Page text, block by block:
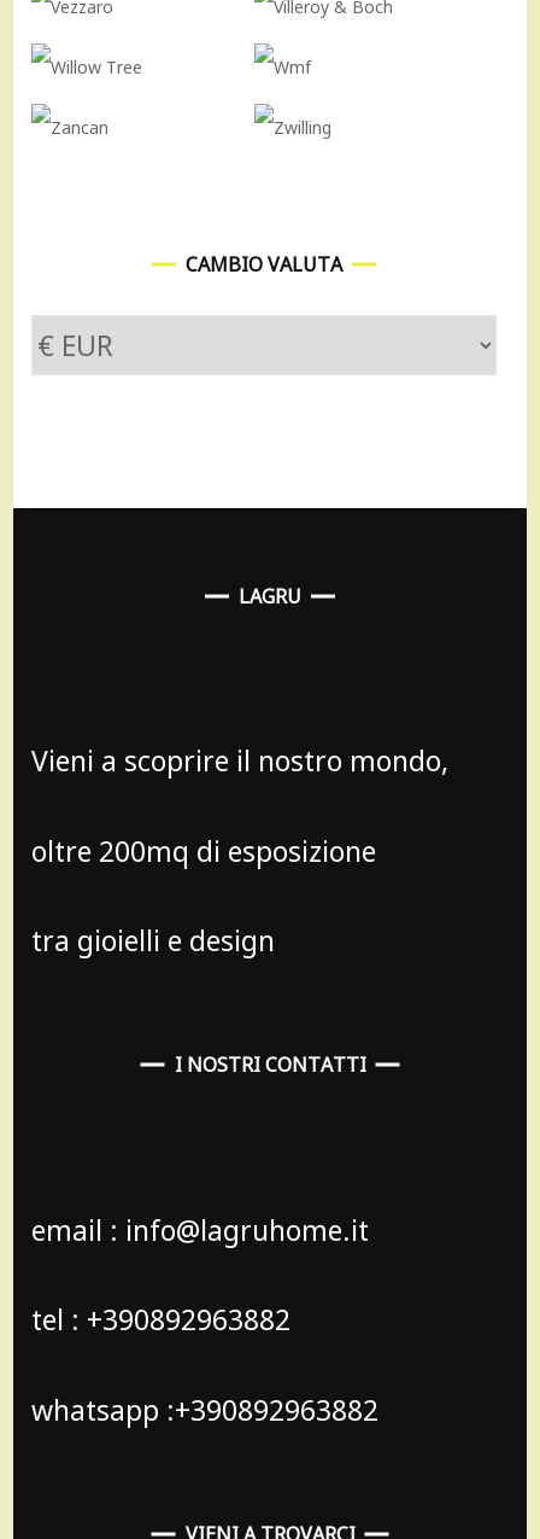
CAMBIO VALUTA
LAGRU
Vieni a scoprire il nostro mondo,
oltre 200mq di esposizione
tra gioielli e design
I NOSTRI CONTATTI
email : info@lagruhome.it
tel : +390892963882
whatsapp :+390892963882